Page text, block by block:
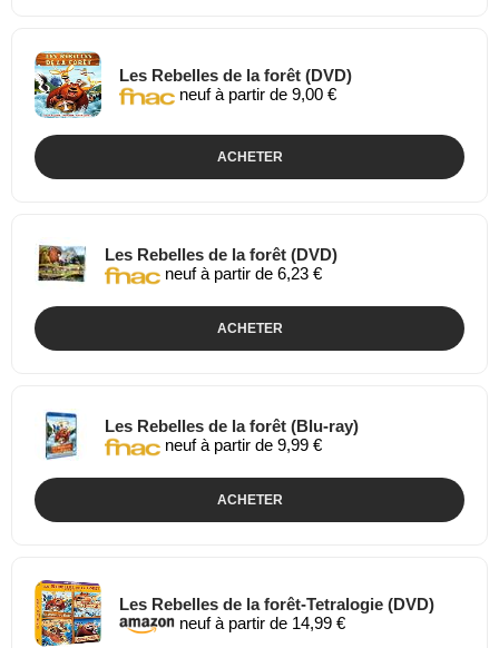
Les Rebelles de la forêt (DVD)
neuf à partir de 9,00 €
ACHETER
Les Rebelles de la forêt (DVD)
neuf à partir de 6,23 €
ACHETER
Les Rebelles de la forêt (Blu-ray)
neuf à partir de 9,99 €
ACHETER
Les Rebelles de la forêt-Tetralogie (DVD)
neuf à partir de 14,99 €